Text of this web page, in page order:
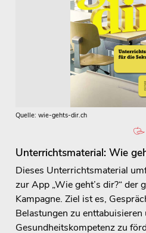
Quelle: wie-gehts-dir.ch
Unterrichtsmaterial: Wie
Dieses Unterrichtsmaterial
zur App „Wie geht’s dir?“ der
Kampagne. Ziel ist es,
Belastungen zu
Gesundheitskompetenz zu